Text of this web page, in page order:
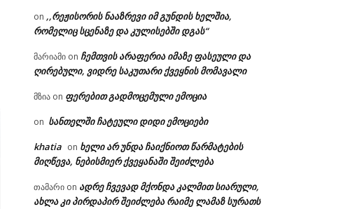
on ,,რეჟისორის ნააზრევი იმ გუნდის ხელშია,
რომელიც სცენაზე და კულისებში დგას“
მარიამი on ჩემთვის არაფერია იმაზე ფასეული და
ღირებული, ვიდრე საკუთარი ქვეყნის მომავალი
მზია on ფერებით გადმოცემული ემოცია
on სანთელში ჩატეული დიდი ემოციები
khatia on ხელი არ უნდა ჩაიქნიოთ წარმატების
მიღწევა, ნებისმიერ ქვეყანაში შეიძლება
თამარი on ადრე ჩვევად მქონდა კალმით სიარული,
ახლა კი პირდაპირ შეიძლება რაიმე ლამაზ სურათს